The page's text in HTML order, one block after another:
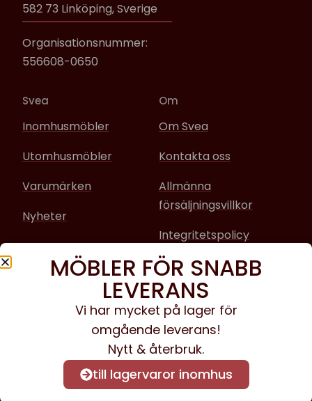
582 73 Linköping, Sverige
Organisationsnummer:
556608-0650
Svea
Inomhusmöbler
Utomhusmöbler
Varumärken
Nyheter
Om
Om Svea
Kontakta oss
Allmänna
försäljningsvillkor
Integritetspolicy
Sociala media
Facebook
Instagram
MÖBLER FÖR SNABB
LEVERANS
Vi har mycket på lager för
omgående leverans!
Nytt & återbruk.
till lagervaror inomhus